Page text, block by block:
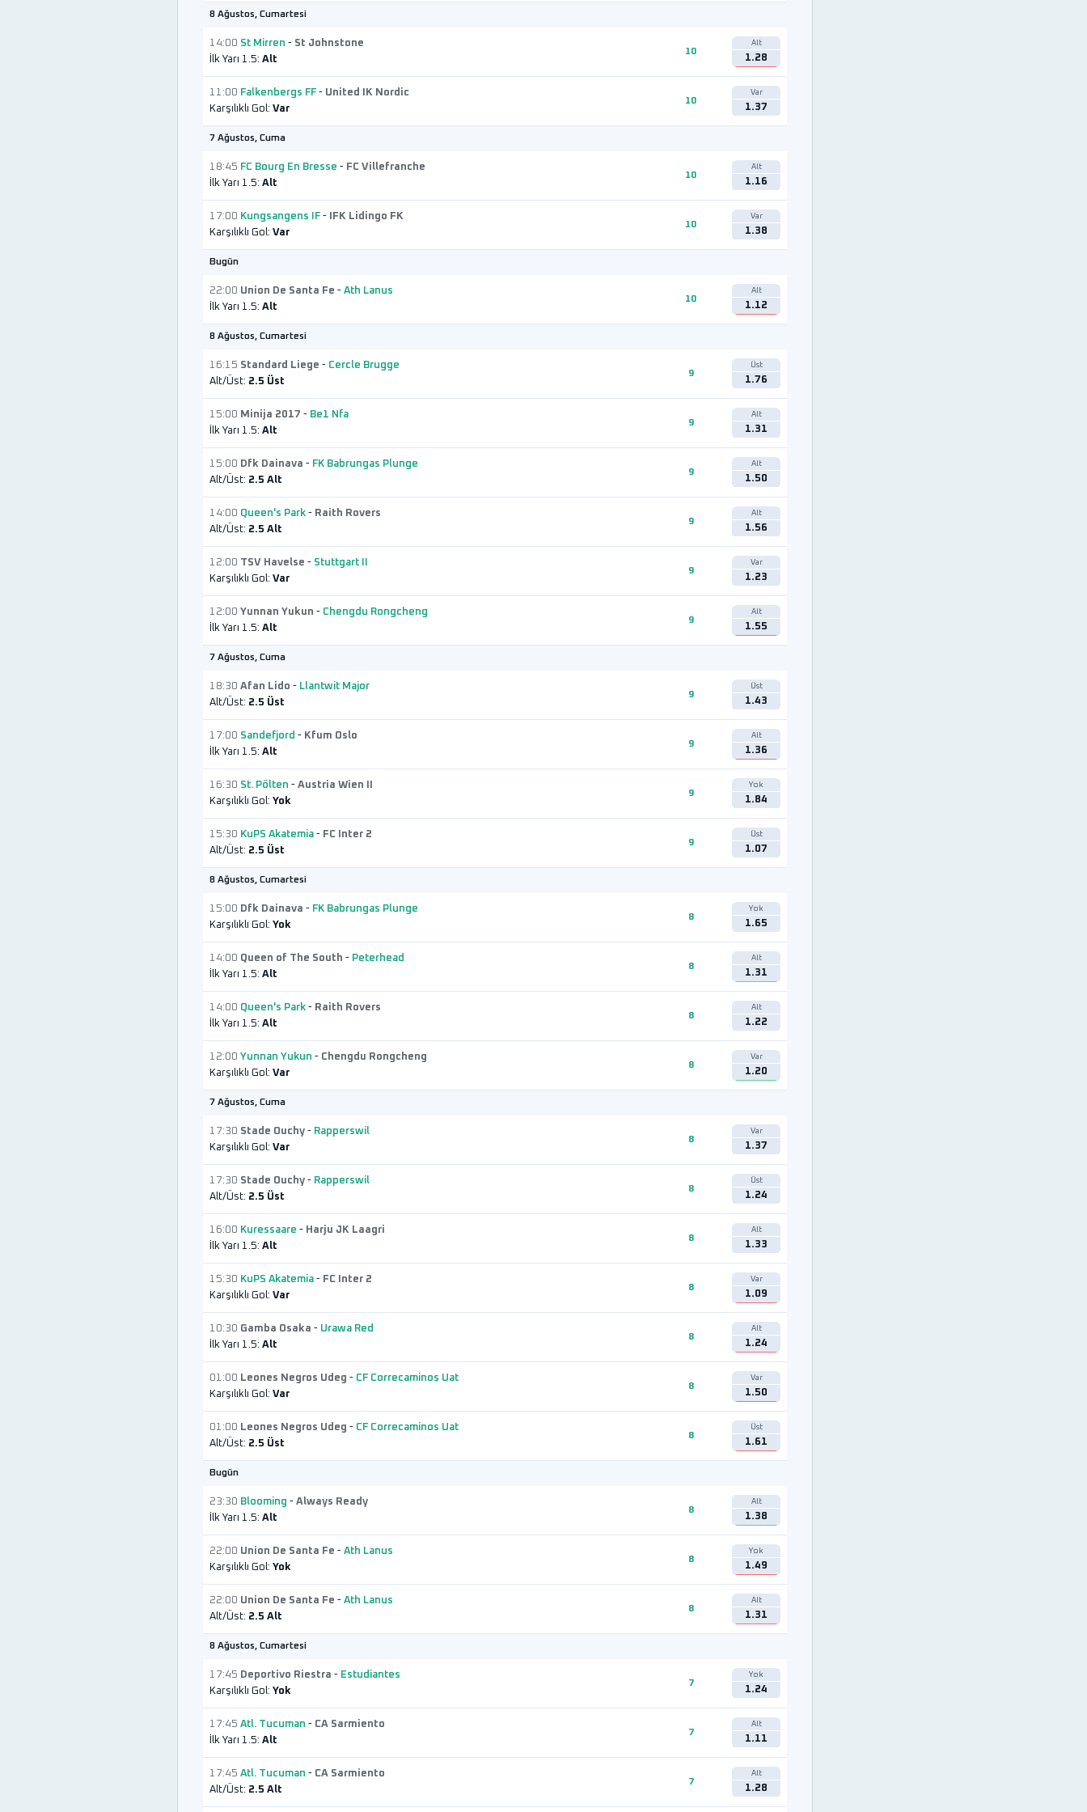
8 Ağustos, Cumartesi
14:00 St Mirren - St Johnstone
İlk Yarı 1.5: Alt
10
11:00 Falkenbergs FF - United IK Nordic
Karşılıklı Gol: Var
10
7 Ağustos, Cuma
18:45 FC Bourg En Bresse - FC Villefranche
İlk Yarı 1.5: Alt
10
17:00 Kungsangens IF -
IFK Lidingo FK
Karşılıklı Gol: Var
10
Bugün
22:00 Union De Santa Fe - Ath Lanus
İlk Yarı 1.5: Alt
10
8 Ağustos, Cumartesi
16:15 Standard Liege - Cercle Brugge
Alt/Üst: 2.5 Üst
9
15:00 Minija 2017 - Be1 Nfa
İlk Yarı 1.5: Alt
9
15:00 Dfk Dainava - FK Babrungas Plunge
Alt/Üst: 2.5 Alt
9
14:00 Queen's Park - Raith Rovers
Alt/Üst: 2.5 Alt
9
12:00 TSV Havelse - Stuttgart II
Karşılıklı Gol: Var
9
12:00 Yunnan Yukun - Chengdu Rongcheng
İlk Yarı 1.5: Alt
9
7 Ağustos, Cuma
18:30 Afan Lido - Llantwit Major
Alt/Üst: 2.5 Üst
9
17:00 Sandefjord - Kfum Oslo
İlk Yarı 1.5: Alt
9
16:30 St. Pölten - Austria Wien II
Karşılıklı Gol: Yok
9
15:30 KuPS Akatemia - FC Inter 2
Alt/Üst: 2.5 Üst
9
8 Ağustos, Cumartesi
15:00 Dfk Dainava - FK Babrungas Plunge
Karşılıklı Gol: Yok
8
14:00 Queen of The South - Peterhead
İlk Yarı 1.5: Alt
8
14:00 Queen's Park - Raith Rovers
İlk Yarı 1.5: Alt
8
12:00 Yunnan Yukun - Chengdu Rongcheng
Karşılıklı Gol: Var
8
7 Ağustos, Cuma
17:30 Stade Ouchy - Rapperswil
Karşılıklı Gol: Var
8
17:30 Stade Ouchy - Rapperswil
Alt/Üst: 2.5 Üst
8
16:00 Kuressaare - Harju JK Laagri
İlk Yarı 1.5: Alt
8
15:30 KuPS Akatemia - FC Inter 2
Karşılıklı Gol: Var
8
10:30 Gamba Osaka - Urawa Red
İlk Yarı 1.5: Alt
8
01:00 Leones Negros Udeg - CF Correcaminos Uat
Karşılıklı Gol: Var
8
01:00 Leones Negros Udeg - CF Correcaminos Uat
Alt/Üst: 2.5 Üst
8
Bugün
23:30 Blooming - Always Ready
İlk Yarı 1.5: Alt
8
22:00 Union De Santa Fe - Ath Lanus
Karşılıklı Gol: Yok
8
22:00 Union De Santa Fe - Ath Lanus
Alt/Üst: 2.5 Alt
8
8 Ağustos, Cumartesi
17:45 Deportivo Riestra - Estudiantes
Karşılıklı Gol: Yok
7
17:45 Atl. Tucuman - CA Sarmiento
İlk Yarı 1.5: Alt
7
17:45 Atl. Tucuman - CA Sarmiento
Alt/Üst: 2.5 Alt
7